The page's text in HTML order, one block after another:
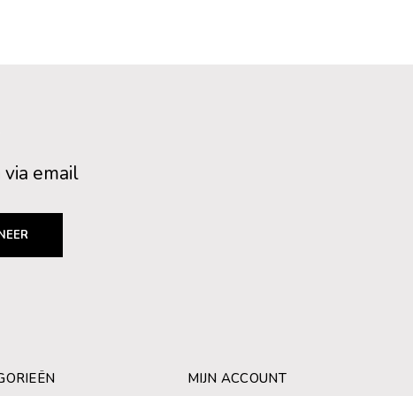
email
MIJN ACCOUNT